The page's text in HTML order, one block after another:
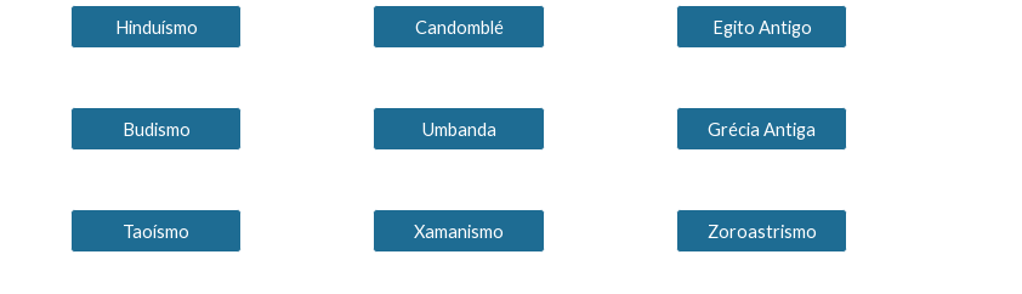
Hinduísmo Candomblé Egito Antigo
Budismo Umbanda Grécia Antiga
Taoísmo Xamanismo Zoroastrismo